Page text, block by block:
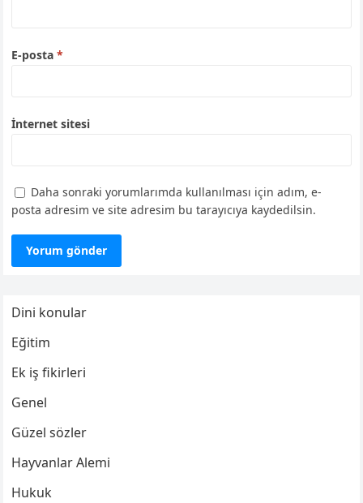
E-posta*
İnternet sitesi
Daha sonraki yorumlarımda kullanılması için adım, e-
posta adresim ve site adresim bu tarayıcıya kaydedilsin.
Dini konular
Eğitim
Ek iş fikirleri
Genel
Güzel sözler
Hayvanlar Alemi
Hukuk